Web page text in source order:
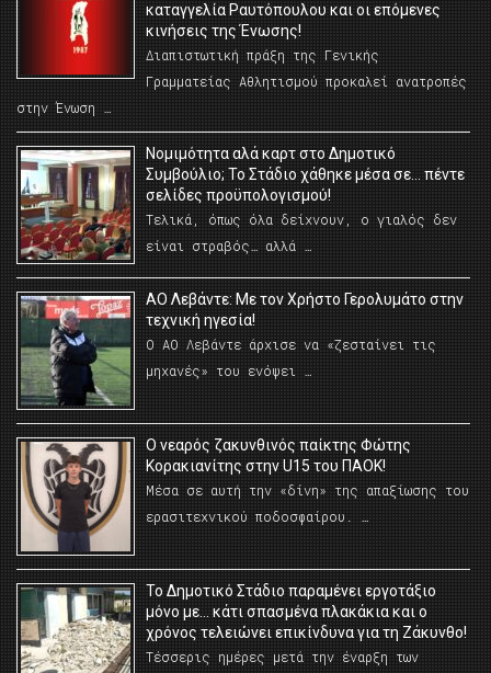
καταγγελία Ραυτόπουλου και οι επόμενες
κινήσεις της Ένωσης!
Διαπιστωτική πράξη της Γενικής
Γραμματείας Αθλητισμού προκαλεί ανατροπές
στην Ένωση …
Νομιμότητα αλά καρτ στο Δημοτικό
Συμβούλιο; Το Στάδιο χάθηκε μέσα σε… πέντε
σελίδες προϋπολογισμού!
Τελικά, όπως όλα δείχνουν, ο γιαλός δεν
είναι στραβός… αλλά …
ΑΟ Λεβάντε: Με τον Χρήστο Γερολυμάτο στην
τεχνική ηγεσία!
Ο ΑΟ Λεβάντε άρχισε να «ζεσταίνει τις
μηχανές» του ενόψει …
O νεαρός ζακυνθινός παίκτης Φώτης
Κορακιανίτης στην U15 του ΠΑΟΚ!
Μέσα σε αυτή την «δίνη» της απαξίωσης του
ερασιτεχνικού ποδοσφαίρου. …
Το Δημοτικό Στάδιο παραμένει εργοτάξιο
μόνο με… κάτι σπασμένα πλακάκια και ο
χρόνος τελειώνει επικίνδυνα για τη Ζάκυνθο!
Τέσσερις ημέρες μετά την έναρξη των